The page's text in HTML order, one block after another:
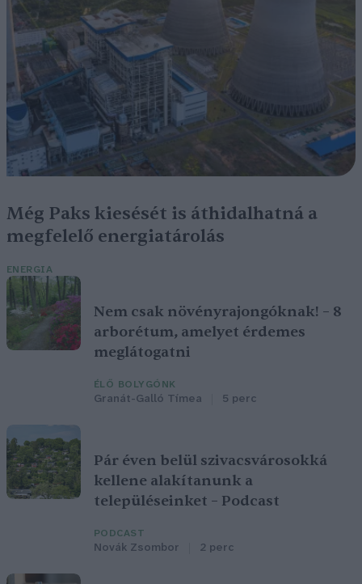
Még Paks kiesését is áthidalhatná a
megfelelő energiatárolás
ENERGIA
Nem csak növényrajongóknak! – 8
arborétum, amelyet érdemes
meglátogatni
ÉLŐ BOLYGÓNK
Granát-Galló Tímea 5 perc
Pár éven belül szivacsvárosokká
kellene alakítanunk a
településeinket – Podcast
PODCAST
Novák Zsombor 2 perc